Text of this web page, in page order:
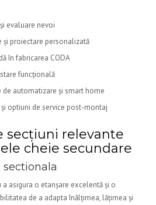
evaluare nevoi
și proiectare personalizată
în fabricarea CODA
funcțională
de automatizare și smart home
optiuni de service post-montaj
secțiuni relevante
cheie secundare
asigura o etanșare excelentă și o
de a adapta înălțimea, lățimea și